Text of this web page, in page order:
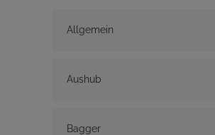
Allgemein
Aushub
Bagger